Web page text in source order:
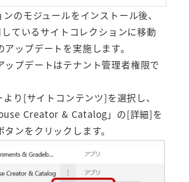
のモジュールをインストール後、
ているサイトコレクションに移動
アップデートを実施します。
プデートはテナント管理者権限で
り[サイトコンテンツ]を選択し、
Creator & Catalog」の[詳細]を
ンをクリックします。